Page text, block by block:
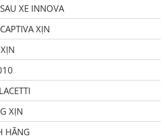
XE INNOVA
XỊN
XỊN
HÃNG